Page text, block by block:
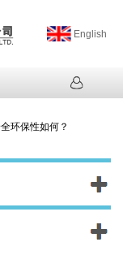
English
环保性如何？